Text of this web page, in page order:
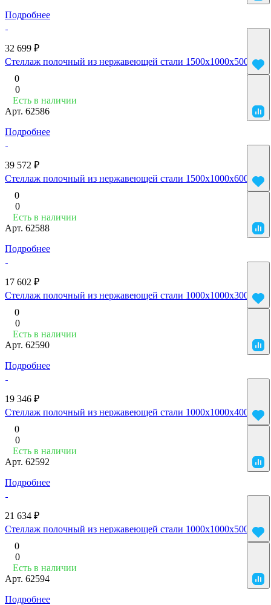
Подробнее
32 699 ₽
Стеллаж полочный из нержавеющей стали 1500x1000x500
0
0
Есть в наличии
Арт. 62586
Подробнее
39 572 ₽
Стеллаж полочный из нержавеющей стали 1500x1000x600
0
0
Есть в наличии
Арт. 62588
Подробнее
17 602 ₽
Стеллаж полочный из нержавеющей стали 1000x1000x300
0
0
Есть в наличии
Арт. 62590
Подробнее
19 346 ₽
Стеллаж полочный из нержавеющей стали 1000x1000x400
0
0
Есть в наличии
Арт. 62592
Подробнее
21 634 ₽
Стеллаж полочный из нержавеющей стали 1000x1000x500
0
0
Есть в наличии
Арт. 62594
Подробнее